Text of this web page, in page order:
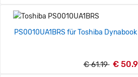
PS0010UA1BRS für Toshiba
€ 61.19 €